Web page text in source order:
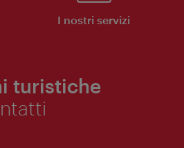
I nostri servizi
turistiche